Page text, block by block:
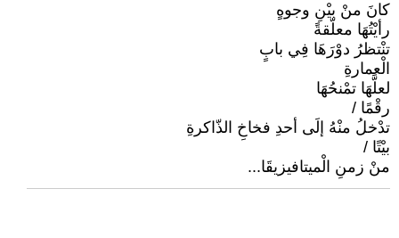
كانَ منْ بيْنِ وجوهٍ
رأيْتُهَا معلّقةً
تنْتظرُ دوْرَهَا فِي بابٍ
الْعمارةِ
لعلَّهَا تمْنحُهَا
رقْمًا /
تدْخلُ منْهُ إلَى أحدِ فخاخِ الذّاكرةِ
بيْتًا /
منْ زمنِ الْميتافيزيقَا...